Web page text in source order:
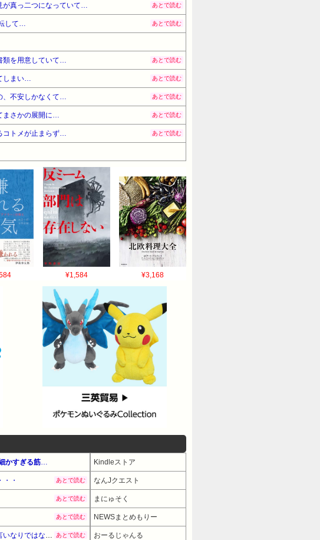
真っ二つになっていて… あとで読む
して… あとで読む
を用意していて… あとで読む
しまい… あとで読む
不安しかなくて… あとで読む
さかの展開に… あとで読む
トメが止まらず… あとで読む
¥1,584 ¥3,168
【最大65%OFF】Amazon公式 Kindle本 サマーセール第2弾（スポーツ・アウトドア）『世界一細かすぎる筋トレ図鑑』他 Kindleストア
・ あとで読む なんJクエスト
あとで読む まにゅそく
あとで読む NEWSまとめもりー
【速報】高市政権、エース級の財務官僚・一松旬氏を左遷「彼は協力的でなかった」財務省の言いなりではないことが判明 あとで読む おーるじゃんる